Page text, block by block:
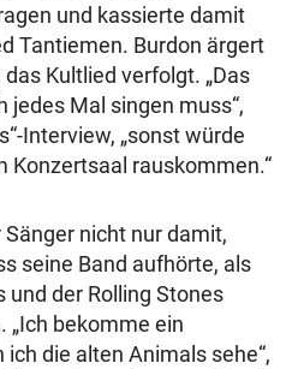
und kassierte damit
Tantiemen. Burdon ärgert
Kultlied verfolgt. „Das
jedes Mal singen muss“,
Interview, „sonst würde
Konzertsaal rauskommen.“
nicht nur damit,
seine Band aufhörte, als
und der Rolling Stones
„Ich bekomme ein
die alten Animals sehe“,